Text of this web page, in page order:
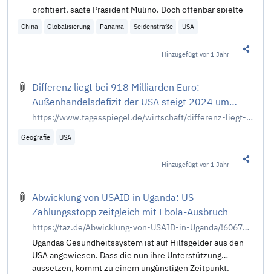
profitiert, sagte Präsident Mulino. Doch offenbar spielte
auch der Besuch des neuen US-Außenministers eine
China Globalisierung Panama Seidenstraße USA
Hinzugefügtvor 1 Jahr
Differenz liegt bei 918 Milliarden Euro:
Außenhandelsdefizit der USA steigt 2024 um
mehr als 17 Prozent
https://www.tagesspiegel.de/wirtschaft/differenz-liegt-bei-918-milliarden-euro-aussenhandelsdefizit-der-usa-steigt-2024-um-mehr-als-17-prozent-13150687.html
Geografie USA
Hinzugefügtvor 1 Jahr
Abwicklung von USAID in Uganda: US-
Zahlungsstopp zeitgleich mit Ebola-Ausbruch
https://taz.de/Abwicklung-von-USAID-in-Uganda/!6067513/
Ugandas Gesundheitssystem ist auf Hilfsgelder aus den
USA angewiesen. Dass die nun ihre Unterstützung
aussetzen, kommt zu einem ungünstigen Zeitpunkt.